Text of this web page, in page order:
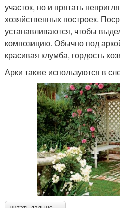
участок, но и прятать
хозяйственных построек.
устанавливаются, чтобы
композицию. Обычно под
красивая клумба, гордость
Арки также используются в